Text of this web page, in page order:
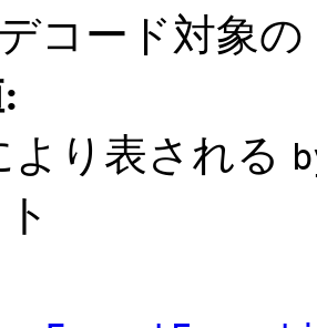
コード対象の
より表される